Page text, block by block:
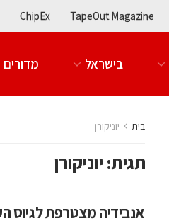
TapeOut Magazine
ChipEx
בישראל מדורים
בית יוניקורן
תגית: יוניקורן